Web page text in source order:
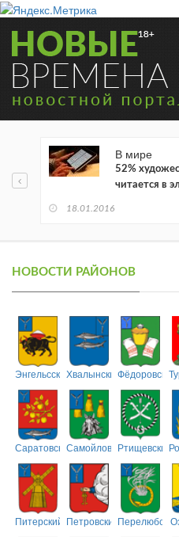
В мире
52%
читается в
18.01.2016
НОВОСТИ РАЙОНОВ
ЭнгельсскийХвалынскийФёдоровский
СаратовскийСамойловскийРтищевский
Питерский ПетровскийПерелюбский